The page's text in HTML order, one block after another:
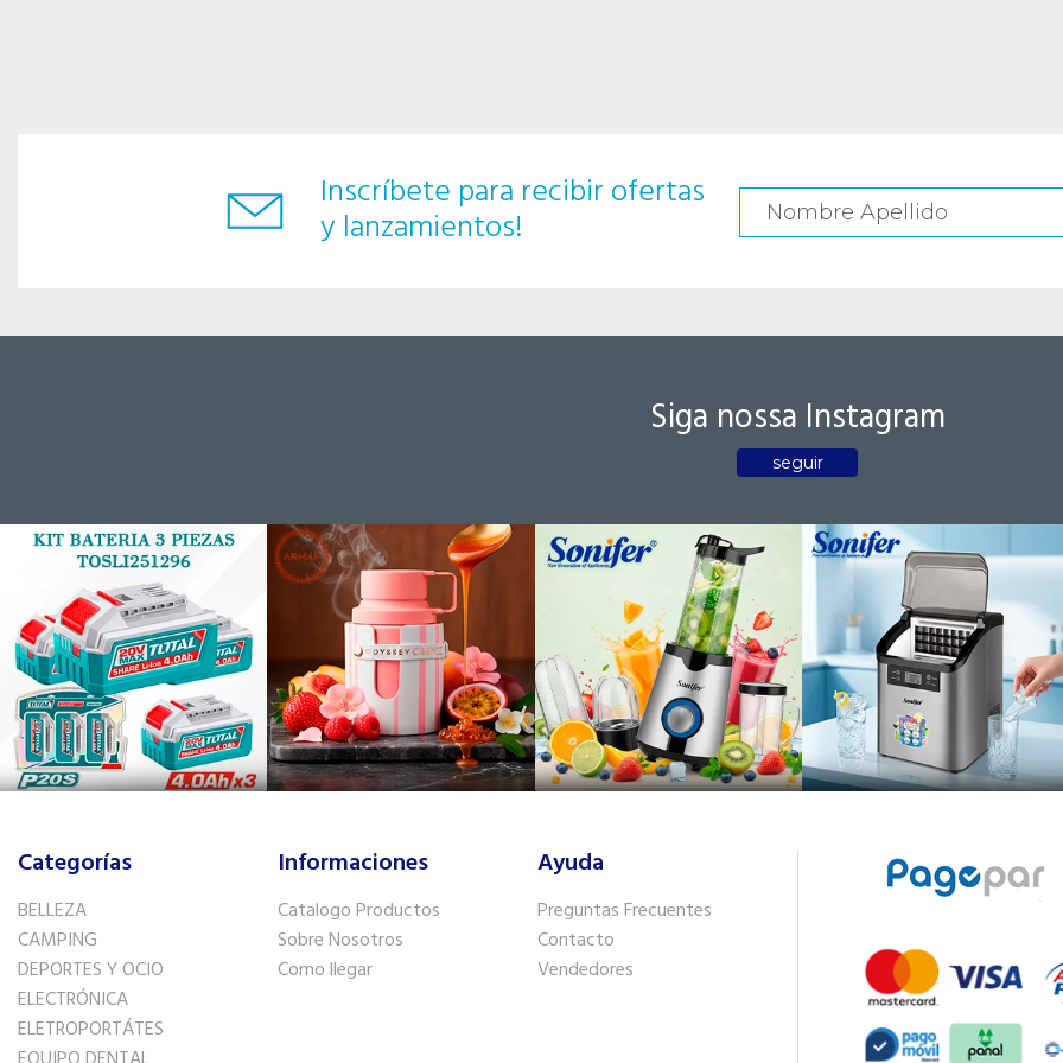
Inscríbete para recibir ofertas
y lanzamientos!
Siga nossa Instagram
seguir
Categorías
BELLEZA
CAMPING
DEPORTES Y OCIO
ELECTRÓNICA
ELETROPORTÁTES
Informaciones
Catalogo Productos
Sobre Nosotros
Como llegar
Ayuda
Preguntas Frecuentes
Contacto
Vendedores